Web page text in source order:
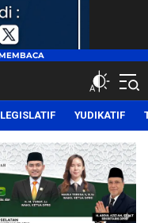
LEGISLATIF YUDIKATIF